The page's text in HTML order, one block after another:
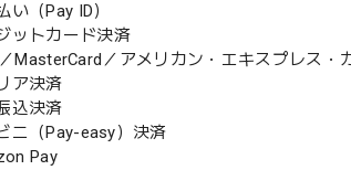
（Pay ID）
ットカード決済
／アメリカン・エキスプレス・
ア決済
込決済
ニ（Pay-easy）決済
Pay